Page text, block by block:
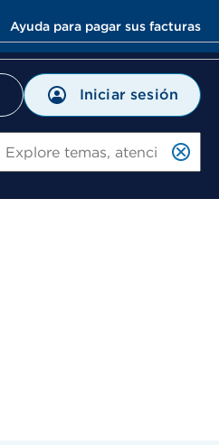
Ayuda para pagar sus facturas
Iniciar sesión